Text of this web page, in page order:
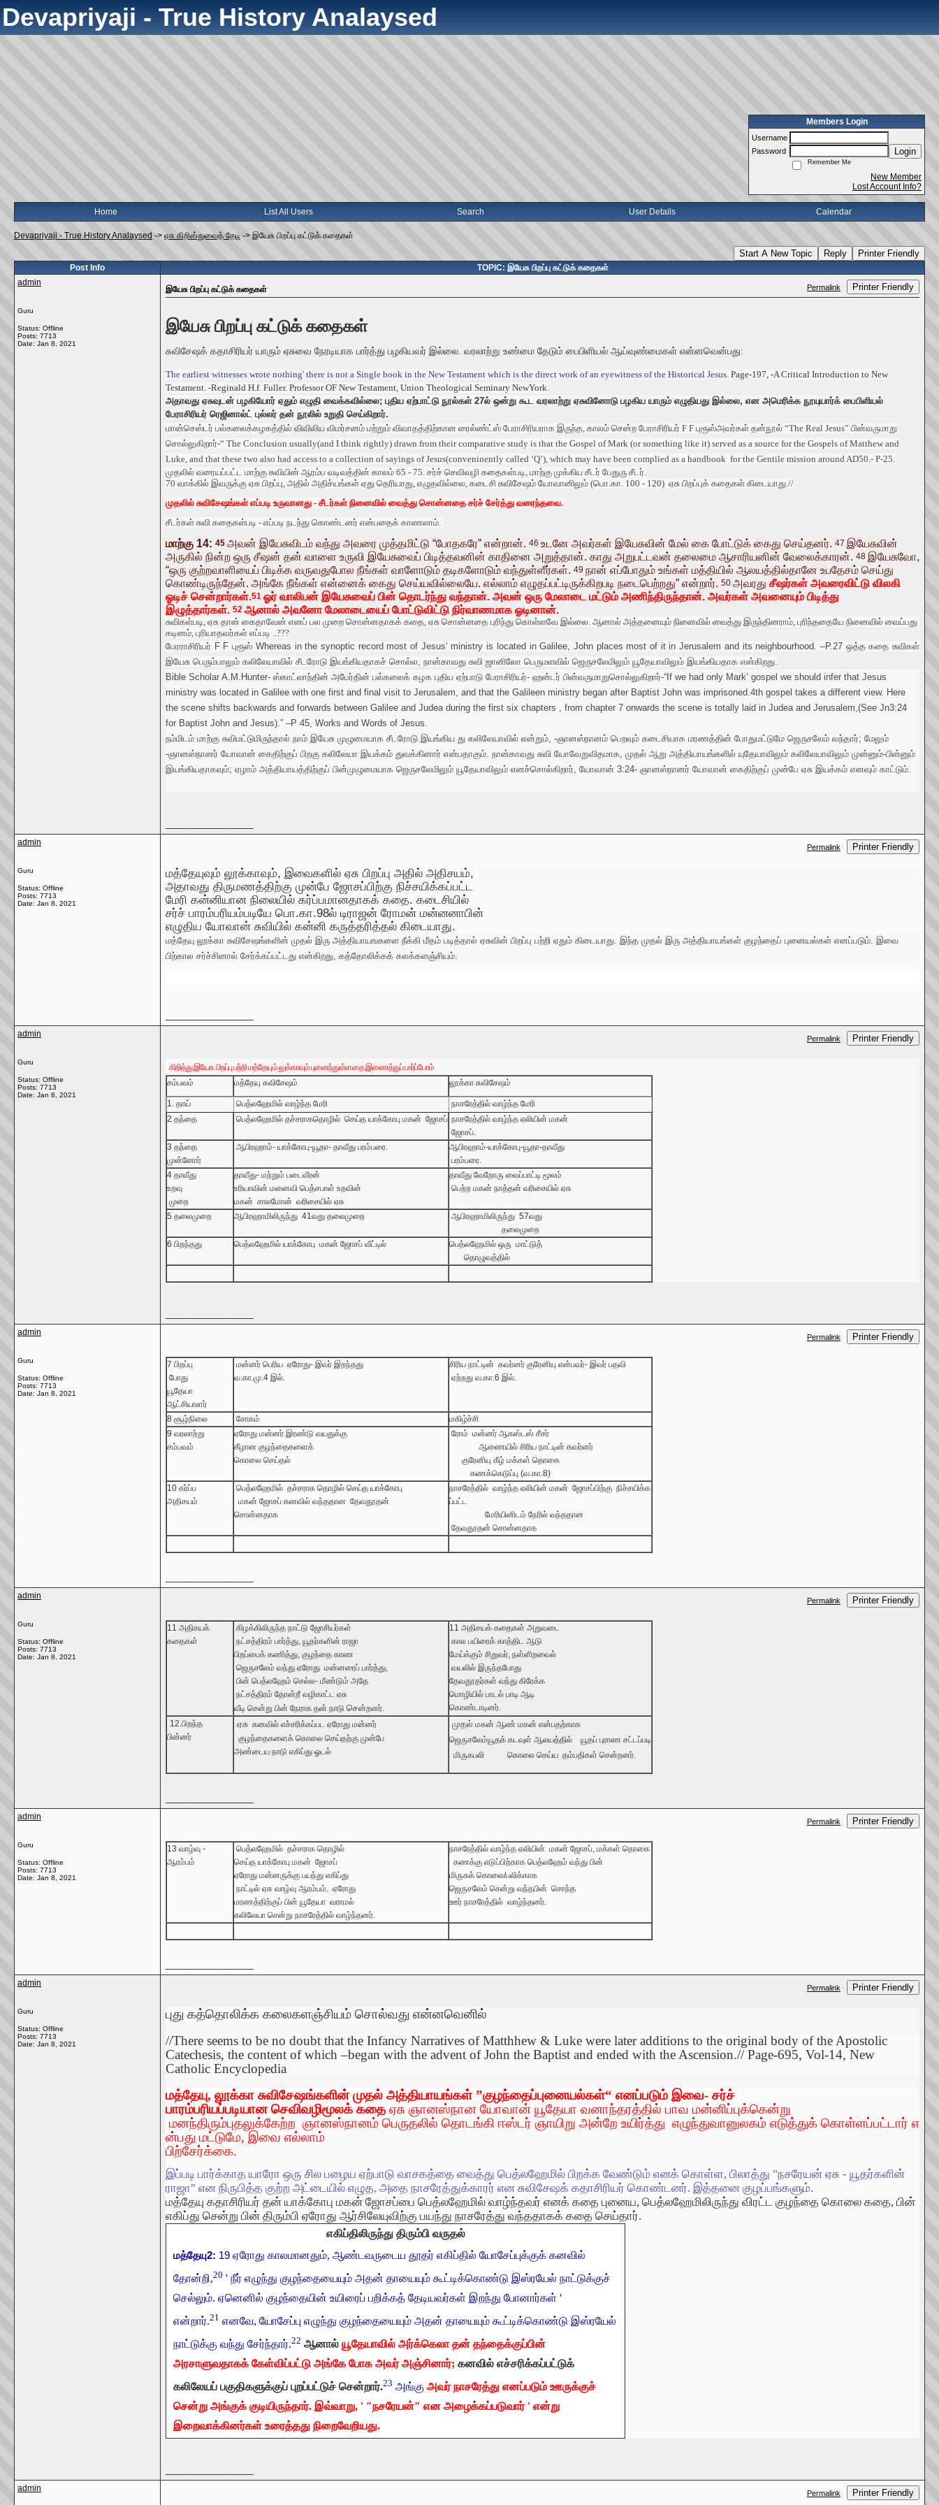
Devapriyaji - True History Analaysed
Members Login
Username
Password
Login
Remember Me
New Member
Lost Account Info?
Home List All Users Search User Details Calendar
Devapriyaji - True History Analaysed -> ஏசு கிறிஸ்துவைத் தேடி -> இயேசு பிறப்பு கட்டுக் கதைகள்
Start A New Topic Reply Printer Friendly
Post Info
TOPIC: இயேசு பிறப்பு கட்டுக் கதைகள்
admin
Guru
Status: Offline
Posts: 7713
Date: Jan 8, 2021
இயேசு பிறப்பு கட்டுக் கதைகள் Permalink Printer Friendly
இயேசு பிறப்பு கட்டுக் கதைகள்
சுவிசேஷக் கதாசிரியர் யாரும் ஏசுவை நேரடியாக பார்த்து பழகியவர் இல்லை. வரலாற்று உண்மை தேடும் பைபிளியல் ஆய்வுண்மைகள் என்னவென்பது:
The earliest witnesses wrote nothing' there is not a Single book in the New Testament which is the direct work of an eyewitness of the Historical Jesus. Page-197, -A Critical Introduction to New
Testament. -Reginald H.f. Fuller. Professor OF New Testament, Union Theological Seminary NewYork.
அதாவது ஏசுவுடன் பழகியோர் ஏதும் எழுதி வைக்கவில்லை; புதிய ஏற்பாட்டு நூல்கள் 27ல் ஒன்று கூட வரலாற்று ஏசுவினோடு பழகிய யாரும் எழுதியது இல்லை, என அமெரிக்க நூயுயார்க் பைபிளியல்
பேராசிரியர் ரெஜினால்ட் புல்லர் தன் நூலில் உறுதி செய்கிறார்.
மான்செஸ்டர் பல்கலைக்கழகத்தில் விவிலிய விமர்சனம் மற்றும் விவாதத்திற்கான ரைல்ண்ட்ஸ் பேராசிரியராக இருந்த, காலம் சென்ற பேராசிரியர் F F புரூஸ்அவர்கள் தன்நூல் “The Real Jesus” பின்வருமாறு
சொல்லுகிறார்-“ The Conclusion usually(and I think rightly) drawn from their comparative study is that the Gospel of Mark (or something like it) served as a source for the Gospels of Matthew and
Luke, and that these two also had access to a collection of sayings of Jesus(conveninently called ‘Q’), which may have been complied as a handbook for the Gentile mission around AD50.- P-25.
முதலில் வரையப்பட்ட மாற்கு சுவியின் ஆரம்ப வடிவத்தின் காலம் 65 - 75. சர்ச் செவிவழி கதைகள்படி, மாற்கு முக்கிய சீடர் பேதுரு சீடர்.
70 வாக்கில் இவருக்கு ஏசு பிறப்பு, அதில் அதிச்யங்கள் ஏது தெரியாது, எழுதவில்லை, கடைசி சுவிசேஷம் யோவானிலும் (பொ.கா. 100 - 120) ஏசு பிறப்புக் கதைகள் கிடையாது.//
முதலில் சுவிசேஷங்கள் எப்படி உருவானது - சீடர்கள் நினைவில் வைத்து சொன்னதை சர்ச் சேர்த்து வரைந்தவை.
சீடர்கள் சுவி கதைகள்படி - எப்படி நடந்து கொண்டனர் என்பதைக் காணலாம்.
மாற்கு 14: 45 அவன் இயேசுவிடம் வந்து அவரை முத்தமிட்டு “போதகரே” என்றான். 46 உடனே அவர்கள் இயேசுவின் மேல் கை போட்டுக் கைது செய்தனர். 47 இயேசுவின்
அருகில் நின்ற ஒரு சீஷன் தன் வாளை உருவி இயேசுவைப் பிடித்தவனின் காதினை அறுத்தான். காது அறுபட்டவன் தலைமை ஆசாரியனின் வேலைக்காரன். 48 இயேசுவோ,
“ஒரு குற்றவாளியைப் பிடிக்க வருவதுபோல நீங்கள் வாளோடும் தடிகளோடும் வந்துள்ளீர்கள். 49 நான் எப்போதும் உங்கள் மத்தியில் ஆலயத்தில்தானே உபதேசம் செய்து
கொண்டிருந்தேன். அங்கே நீங்கள் என்னைக் கைது செய்யவில்லையே. எல்லாம் எழுதப்பட்டிருக்கிறபடி நடைபெற்றது” என்றார். 50 அவரது சீஷர்கள் அவரைவிட்டு விலகி
ஓடிச் சென்றார்கள்.51 ஓர் வாலிபன் இயேசுவைப் பின் தொடர்ந்து வந்தான். அவன் ஒரு மேலாடை மட்டும் அணிந்திருந்தான். அவர்கள் அவனையும் பிடித்து
இழுத்தார்கள். 52 ஆனால் அவனோ மேலாடையைப் போட்டுவிட்டு நிர்வாணமாக ஓடினான்.
சுவிகள்படி, ஏசு தான் கைதாவேன் எனப் பல முறை சொன்னதாகக் கதை, ஏசு சொன்னதை புரிந்து கொள்ளவே இல்லை. ஆனால் அத்தனையும் நினைவில் வைத்து இருந்தினராம், புரிந்ததையே நினைவில் வைப்பது
கடினம், புரியாதவர்கள் எப்படி ..???
பேரராசிரியர் F F புரூஸ் Whereas in the synoptic record most of Jesus’ ministry is located in Galilee, John places most of it in Jerusalem and its neighbourhood. –P.27 ஒத்த கதை சுவிகள்
இயேசு பெரும்பாலும் கலிலேயாவில் சீடரோடு இயங்கியதாகச் சொல்ல, நான்காவது சுவி ஜானிலோ பெருமளவில் ஜெருசலேமிலும் யூதேயாவிலும் இயங்கியதாக என்கிறது.
Bible Scholar A.M.Hunter- ஸ்காட்லாந்தின் அபேர்தின் பல்கலைக் கழக புதிய ஏற்பாடு பேராசிரியர்- ஹன்டர் பின்வருமாறுசொல்லுகிறார்-“If we had only Mark’ gospel we should infer that Jesus
ministry was located in Galilee with one first and final visit to Jerusalem, and that the Galileen ministry began after Baptist John was imprisoned.4th gospel takes a different view. Here
the scene shifts backwards and forwards between Galilee and Judea during the first six chapters , from chapter 7 onwards the scene is totally laid in Judea and Jerusalem,(See Jn3:24
for Baptist John and Jesus).” –P 45, Works and Words of Jesus.
நம்மிடம் மாற்கு சுவிமட்டுமிருந்தால் நாம் இயேசு முழுமையாக சீடரோடு இயங்கிய து கலிலேயாவில் என்றும், -ஞானஸ்நானம் பெறவும் கடைசியாக மரணத்தின் போதுமட்டுமே ஜெருசலேம் வந்தார்; மேலும்
-ஞானஸ்நானர் யோவான் கைதிற்குப் பிறகு கலிலேயா இயக்கம் துவக்கினார் என்பதாகும். நான்காவது சுவி யோவேறுவிதமாக, முதல் ஆறு அத்தியாயங்களில் யுதேயாவிலும் கலிலேயாவிலும் முன்னும்-பின்னும்
இயங்கியதாகவும்; ஏழாம் அத்தியாயத்திற்குப் பின்முழுமையாக ஜெருசலேமிலும் யூதேயாவிலும் எனச்சொல்கிறார், யோவான் 3:24- ஞானஸ்நானர் யோவான் கைதிற்குப் முன்பே ஏசு இயக்கம் எனவும் காட்டும்.
admin
Guru
Status: Offline
Posts: 7713
Date: Jan 8, 2021
Permalink Printer Friendly
மத்தேயுவும் லூக்காவும், இவைகளில் ஏசு பிறப்பு அதில் அதிசயம்,
அதாவது திருமணத்திற்கு முன்பே ஜோசப்பிற்கு நிச்சயிக்கப்பட்ட
மேரி கன்னியான நிலையில் கர்ப்பமானதாகக் கதை. கடைசியில்
சர்ச் பாரம்பரியம்படியே பொ.கா.98ல் டிராஜன் ரோமன் மன்னனாபின்
எழுதிய யோவான் சுவியில் கன்னி கருத்தரித்தல் கிடையாது.
மத்தேயு லூக்கா சுவிசேஷங்களின் முதல் இரு அத்தியாயஙகளை நீக்கி மீதம் படித்தால் ஏசுவின் பிறப்பு பற்றி ஏதும் கிடையாது. இந்த முதல் இரு அத்தியாயங்கள் குழந்தைப் புனையல்கள் எனப்படும். இவை
பிற்கால சர்ச்சினால் சேர்க்கப்பட்டது என்கிறது, கத்தோலிக்கக் கலக்களஞ்சியம்.
admin
Guru
Status: Offline
Posts: 7713
Date: Jan 8, 2021
Permalink Printer Friendly
கிறித்துஇயேசு பிறப்புபற்றிமத்தேயும்லுக்காவும்புனைந்துள்ளதைஇணைத்துப்பார்ப்போம்
சம்பவம்
மத்தேயு சுவிசேஷம் லூக்கா சுவிசேஷம்
1.தாய் பெத்லஹேமில் வாழ்ந்த மேரி நாசரேத்தில் வாழ்ந்த மேரி
2 தந்தை பெத்லஹேமில் தச்சராகதொழில் செய்த யாக்கோபு மகன் ஜோசப் நாசரேத்தில் வாழ்ந்த ஏலியின் மகன்
ஜோசப்.
3 தந்தை
முன்னோர்
ஆபிரஹாம்- யாக்கோபு-யூதா- தாவீது பரம்பரை. ஆபிரஹாம்-யாக்கோபு-யூதா-தாவீது
பரம்பரை.
4 தாவீது
உறவு
முறை
தாவீது- மற்றும் படைவீரன்
உரியாவின் மனைவி பெத்சபாள் உறவின்
மகன் சாலமோன் வரிசையில் ஏசு
தாவீது வேறோரு வைப்பாட்டி மூலம்
பெற்ற மகன் நாத்தன் வரிசையில் ஏசு
5 தலைமுறை ஆபிரஹாமிலிருந்து 41வது தலைமுறை ஆபிரஹாமிலிருந்து 57வது
தலைமுறை
6 பிறந்தது பெத்லஹேமில் யாக்கோபு மகன் ஜோசப் வீட்டில் பெத்லஹேமில் ஒரு மாட்டுத்
தொழுவத்தில்
admin
Guru
Status: Offline
Posts: 7713
Date: Jan 8, 2021
Permalink Printer Friendly
7 பிறப்பு
போது
யூதேயா
ஆட்சியாளர்
மன்னர் பெரிய ஏரோது- இவர் இறந்தது
வ.கா.மு.4 இல்.
சிரிய நாட்டின் கவர்னர் குரேனியு என்பவர்- இவர் பதவி
ஏற்றது வ.கா.6 இல்.
8 சூழ்நிலை சோகம்
மகிழ்ச்சி
9 வரலாற்று
சம்பவம்
ஏரோது மன்னர் இரண்டு வயதுக்கு
கீழான குழந்தைகளைக்
கொலை செய்தல்
ரோம் மன்னர் ஆகஸ்டஸ் சீசர்
ஆணையில் சிரிய நாட்டின் கவர்னர்
குரேனியு கீழ் மக்கள் தொகை
கணக்கெடுப்பு (வ.கா.8)
10 கர்ப்ப
அதிசயம்
பெத்லஹேமில் தச்சராக தொழில் செய்த யாக்கோபு
மகன் ஜோசப் கனவில் வந்ததான தேவதூதன்
சொன்னதாக
நாசரேத்தில் வாழ்ந்த ஏலியின் மகன் ஜோசப்பிற்கு நிச்சயிக்க
ப்பட்ட
மேரியினிடம் நேரில் வந்ததான
தேவதூதன் சொன்னதாக
admin
Guru
Status: Offline
Posts: 7713
Date: Jan 8, 2021
Permalink Printer Friendly
11 அதிசயக்
கதைகள்
கிழக்கிலிருந்த நாட்டு ஜோசியர்கள்
நட்சத்திரம் பார்த்து, யூதர்களின் ராஜா
பிறப்பைக் கணித்து, குழந்தை காண
ஜெருசலேம் வந்து ஏரோது மன்னரைப் பார்த்து,
பின் பெத்லஹேம் செல்ல- மீண்டும் அதே
நட்சத்திரம் தோன்றீ வழிகாட்ட ஏசு
வீடி சென்று பின் நேராக தன் நாடு சென்றனர்.
11 அதிசயக் கதைகள் அறுவடை
கால பயிரைக் காத்திட ஆடு
மேய்க்கும் சிறுவர், நள்ளிறவைல்
வயலில் இருந்தபோது
தேவதூதர்கள் வந்து கிரேக்க
மொழியில் பாடல் பாடி ஆடி
கொண்டாடினர்.
12.பிறந்த
பின்னர்
ஏசு கனவில் எச்சரிக்கப்பட ஏரோது மன்னர்
குழந்தைகளைக் கொலை செய்தற்கு முன்பே
அண்டைய நாடு எகிப்து ஓடல்
முதல் மகன் ஆண் மகன் என்பதற்காக
ஜெருசலேம்யூதக் கடவுள் ஆலயத்தில் யூதப் புராண சட்டப்படி
மிருகபலி
கொலை செய்ய தம்பதிகள் சென்றனர்.
admin
Guru
Status: Offline
Posts: 7713
Date: Jan 8, 2021
Permalink Printer Friendly
13 வாழ்வு -
ஆரம்பம்
பெத்லஹேமில் தச்சராக தொழில்
செய்த யாக்கோபு மகன் ஜோசப்
ஏரோது மன்னருக்கு பயந்து எகிப்து
நாட்டில் ஏசு வாழ்வு ஆரம்பம். ஏரோது
மரணத்திற்குப் பின் யூதேயா வராமல்
கலிலேயா சென்று நாசரேத்தில் வாழ்ந்தனர்.
நாசரேத்தில் வாழ்ந்த ஏலியின் மகன் ஜோசப், மக்கள் தொகை
கணக்கு எடுப்பிற்காக பெத்லஹேம் வந்து பின்
மிருகக் கொலை/பலிக்காக
ஜெருசலேம் சென்று வந்தபின் சொந்த
ஊர் நாசரேத்தில் வாழ்ந்தனர்.
admin
Guru
Status: Offline
Posts: 7713
Date: Jan 8, 2021
Permalink Printer Friendly
புது கத்தொலிக்க கலைகளஞ்சியம் சொல்வது என்னவெனில்
//There seems to be no doubt that the Infancy Narratives of Matthhew & Luke were later additions to the original body of the Apostolic
Catechesis, the content of which –began with the advent of John the Baptist and ended with the Ascension.//Page-695, Vol-14, New
Catholic Encyclopedia
மத்தேயு, லூக்கா சுவிசேஷங்களின் முதல் அத்தியாயங்கள்”குழந்தைப்புனையல்கள்“ எனப்படும் இவை- சர்ச்
பாரம்பரியப்படியான செவிவழிமூலக் கதை ஏசு ஞானஸ்நான யோவான் யூதேயா வனாந்தரத்தில் பாவ மன்னிப்புக்கென்று
மனந்திரும்புதலுக்கேற்ற ஞானஸ்நானம் பெருதலில் தொடங்கி ஈஸ்டர் ஞாயிறு அன்றே உயிர்த்து எழுந்துவானுலகம் எடுத்துக் கொள்ளப்பட்டார் எ
ன்பது மட்டுமே, இவை எல்லாம்
பிற்சேர்க்கை.
இப்படி பார்க்காத யாரோ ஒரு சில பழைய ஏற்பாடு வாசகத்தை வைத்து பெத்லஹேமில் பிறக்க வேண்டும் எனக் கொள்ள, பிலாத்து "நசரேயன் ஏசு - யூதர்களின்
ராஜா" என நிருபித்த குற்ற அட்டையில் எழுத, அதை நாசரேத்துக்காரர் என சுவிசேஷக் கதாசிரியர் கொண்டனர். இத்தனை குழப்பங்களும்.
மத்தேயு கதாசிரியர் தன் யாக்கோபு மகன் ஜோசப்பை பெத்லஹேமில் வாழ்ந்தவர் எனக் கதை புனைய, பெத்லஹேமிலிருந்து விரட்ட குழந்தை கொலை கதை, பின்
எகிப்து சென்று பின் திரும்பி ஏரோது ஆர்சிலேயுவிற்கு பயந்து நாசரேத்து வந்ததாகக் கதை செய்தார்.
எகிப்திலிருந்து திரும்பி வருதல்
மத்தேயு2: 19 ஏரோது காலமானதும், ஆண்டவருடைய தூதர் எகிப்தில் யோசேப்புக்குக் கனவில்
தோன்றி,20 ' நீர் எழுந்து குழந்தையையும் அதன் தாயையும் கூட்டிக்கொண்டு இஸ்ரயேல் நாட்டுக்குச்
செல்லும். ஏனெனில் குழந்தையின் உயிரைப் பறிக்கத் தேடியவர்கள் இறந்து போனார்கள் '
என்றார்.21 எனவே, யோசேப்பு எழுந்து குழந்தையையும் அதன் தாயையும் கூட்டிக்கொண்டு இஸ்ரயேல்
நாட்டுக்கு வந்து சேர்ந்தார்.22 ஆனால்யூதேயாவில் அர்க்கெலா தன் தந்தைக்குப்பின்
அரசாளுவதாகக் கேள்விப்பட்டு அங்கே போக அவர் அஞ்சினார்; கனவில் எச்சரிக்கப்பட்டுக்
கலிலேயப் பகுதிகளுக்குப் புறப்பட்டுச் சென்றார்.23 அங்குஅவர் நாசரேத்து எனப்படும் ஊருக்குச்
சென்று அங்குக் குடியிருந்தார். இவ்வாறு, ' ″நசரேயன்″ என அழைக்கப்படுவார் ' என்று
இறைவாக்கினர்கள் உரைத்தது நிறைவேறியது.
admin
Permalink Printer Friendly